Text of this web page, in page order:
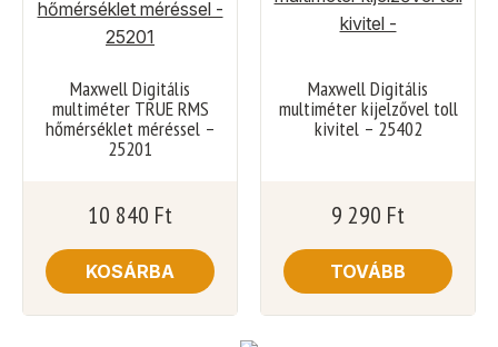
Maxwell Digitális
multiméter TRUE RMS
hőmérséklet méréssel –
25201
10 840 Ft
KOSÁRBA
Maxwell Digitális
multiméter kijelzővel toll
kivitel – 25402
9 290 Ft
TOVÁBB